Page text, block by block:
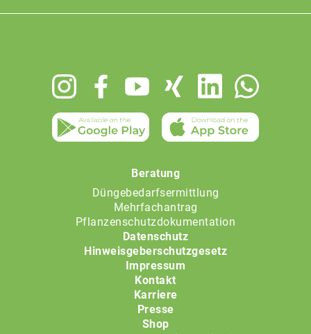
Beratung
Düngebedarfsermittlung
Mehrfachantrag
Pflanzenschutzdokumentation
Datenschutz
Hinweisgeberschutzgesetz
Impressum
Kontakt
Karriere
Presse
Shop